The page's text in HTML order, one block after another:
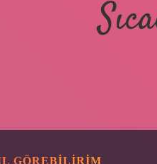
GÖREBILIRIM